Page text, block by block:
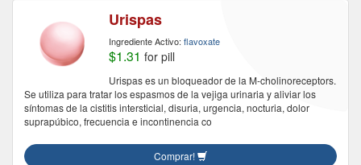
Urispas
Ingrediente Activo: flavoxate
$1.31 for pill
Urispas es un bloqueador de la M-cholinoreceptors.
Se utiliza para tratar los espasmos de la vejiga urinaria y aliviar los
síntomas de la cistitis intersticial, disuria, urgencia, nocturia, dolor
suprapúbico, frecuencia e incontinencia co
Comprar!